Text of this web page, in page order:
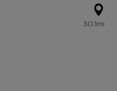
30.1mi